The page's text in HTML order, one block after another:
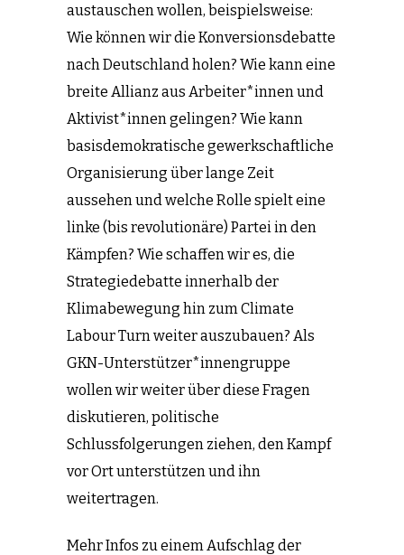
austauschen wollen, beispielsweise:
Wie können wir die Konversionsdebatte
nach Deutschland holen? Wie kann eine
breite Allianz aus Arbeiter*innen und
Aktivist*innen gelingen? Wie kann
basisdemokratische gewerkschaftliche
Organisierung über lange Zeit
aussehen und welche Rolle spielt eine
linke (bis revolutionäre) Partei in den
Kämpfen? Wie schaffen wir es, die
Strategiedebatte innerhalb der
Klimabewegung hin zum Climate
Labour Turn weiter auszubauen? Als
GKN-Unterstützer*innengruppe
wollen wir weiter über diese Fragen
diskutieren, politische
Schlussfolgerungen ziehen, den Kampf
vor Ort unterstützen und ihn
weitertragen.
Mehr Infos zu einem Aufschlag der